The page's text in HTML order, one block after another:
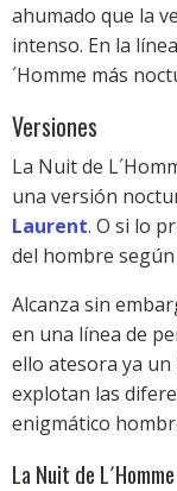
ahumado que la
intenso. En la
´Homme más
Versiones
La Nuit de
una versión
Laurent. O si lo
del hombre
Alcanza sin
en una línea de
ello atesora ya
explotan las
enigmático
La Nuit de